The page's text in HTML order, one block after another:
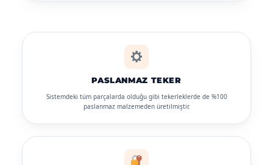
PASLANMAZ TEKER
Sistemdeki tüm parçalarda olduğu gibi tekerleklerde de %100
paslanmaz malzemeden üretilmiştir.